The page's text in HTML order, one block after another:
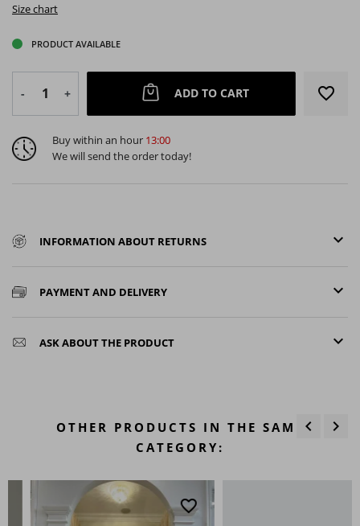
Size chart
PRODUCT AVAILABLE
- + ADD TO CART favorite_border
Buy within an hour 13:00
We will send the order today!
keyboard_arrow_down
INFORMATION ABOUT RETURNS
keyboard_arrow_down
PAYMENT AND DELIVERY
keyboard_arrow_down
ASK ABOUT THE PRODUCT
OTHER PRODUCTS IN THE SAME
CATEGORY:
Previous
keyboard_arrow_left Next
keyboard_arrow_right
favorite_border